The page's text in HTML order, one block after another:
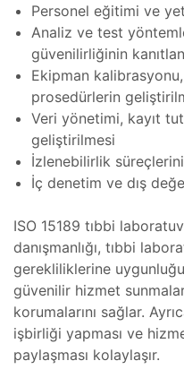
Koter
Personel eğitimi ve
Analiz ve test
güvenilirliğinin
Ekipman
prosedürlerin
Veri yönetimi, kayıt
geliştirilmesi
İzlenebilirlik
İç denetim ve dış
ISO 15189 tıbbi
danışmanlığı, tıbbi
gerekliliklerine
güvenilir hizmet
korumalarını sağlar.
işbirliği yapması ve
paylaşması kolaylaşır.
ve